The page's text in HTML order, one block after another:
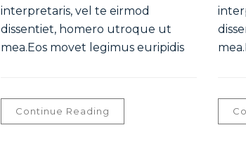
interpretaris, vel te eirmod
dissentiet, homero utroque ut
mea.Eos movet legimus euripidis
Continue Reading